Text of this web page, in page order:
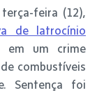
feira (12),
de latrocínio
em um crime
combustíveis
Sentença foi